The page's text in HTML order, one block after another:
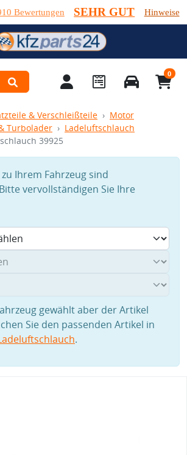
Bewertungen SEHR GUT Hinweise
0
& Verschleißteile
Motor
Turbolader
Ladeluftschlauch
39925
Ihrem Fahrzeug sind
vervollständigen Sie Ihre
gewählt aber der Artikel
Sie den passenden Artikel in
.